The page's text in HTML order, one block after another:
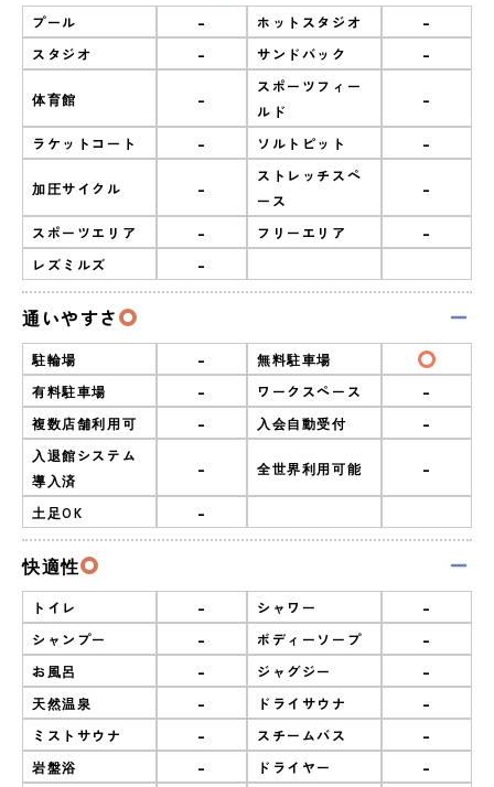
プール - ホットスタジオ -
スタジオ - サンドバック -
体育館 -
スポーツフィー
ルド
-
ラケットコート - ソルトピット -
加圧サイクル -
ストレッチスペ
ース
-
スポーツエリア - フリーエリア -
レズミルズ -
通いやすさ
駐輪場 -
無料駐車場
有料駐車場
- ワークスペース -
複数店舗利用可 - 入会自動受付 -
入退館システム
導入済
- 全世界利用可能 -
土足OK -
快適性
トイレ - シャワー -
シャンプー - ボディーソープ -
お風呂 - ジャグジー -
天然温泉 - ドライサウナ -
ミストサウナ - スチームバス -
岩盤浴 - ドライヤー -